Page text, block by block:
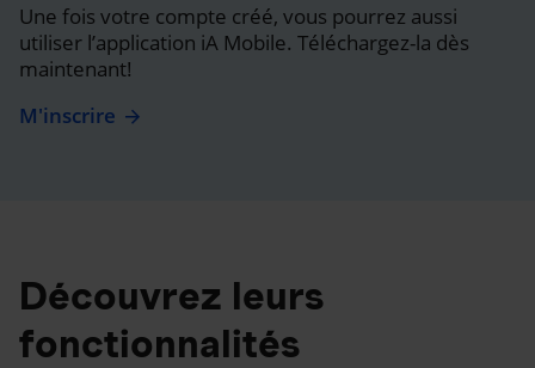
Une fois votre compte créé, vous pourrez aussi
utiliser l’application iA Mobile. Téléchargez-la dès
maintenant!
M'inscrire
Découvrez leurs
fonctionnalités